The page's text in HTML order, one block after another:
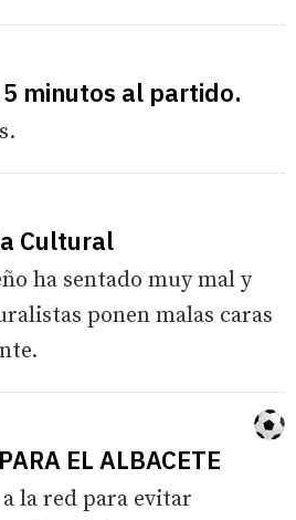
minutos al partido.
Cultural
ha sentado muy mal y
ponen malas caras
EL ALBACETE
la red para evitar